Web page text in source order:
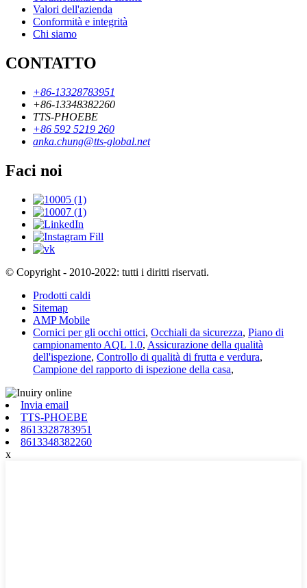
Valori dell'azienda
Conformità e integrità
Chi siamo
CONTATTO
+86-13328783951
+86-13348382260
TTS-PHOEBE
+86 592 5219 260
anka.chung@tts-global.net
Faci noi
© Copyright - 2010-2022: tutti i diritti riservati.
Prodotti caldi
Sitemap
AMP Mobile
Cornici per gli occhi ottici, Occhiali da sicurezza, Piano di
campionamento AQL 1.0, Assicurazione della qualità
dell'ispezione, Controllo di qualità di frutta e verdura,
Campione del rapporto di ispezione della casa,
Invia email
TTS-PHOEBE
8613328783951
8613348382260
x